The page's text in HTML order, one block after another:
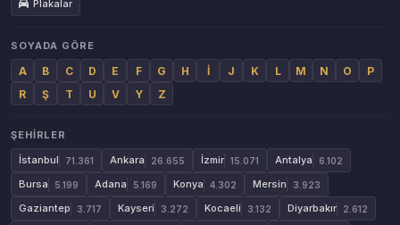
Plakalar
SOYADA GÖRE
A B C D E F G H İ J K L M N O
P
R
Ş T U V Y Z
ŞEHIRLER
İstanbul
71.361 Ankara 26.655 İzmir 15.071 Antalya 6.102
Bursa 5.199 Adana 5.169 Konya 4.302 Mersin 3.923
Gaziantep 3.717 Kayseri 3.272 Kocaeli 3.132 Diyarbakır 2.612